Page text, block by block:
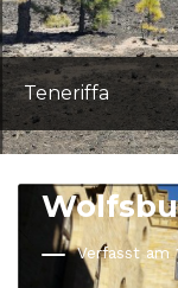
Teneriffa
Ein
Verfasst am